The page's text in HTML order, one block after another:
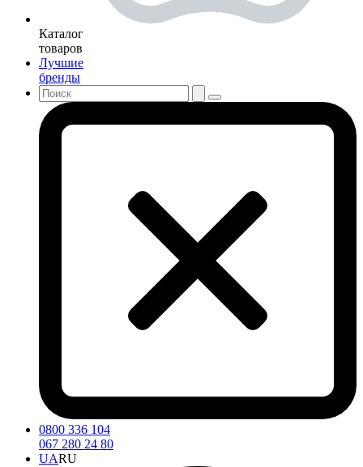
Каталог
товаров
Лучшие
бренды
0800 336 104
067 280 24 80
UARU